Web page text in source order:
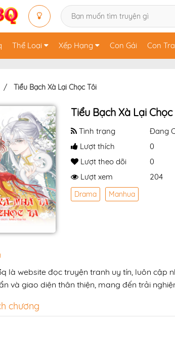
Thể Loại Xếp Hạng Con Gái Con
Tiểu Bạch Xà Lại Chọc Tôi
Tiểu Bạch Xà Lại
Tình trạng
Đang
Lượt thích
0
Lượt theo dõi
0
Lượt xem
204
Drama Manhua
là website đọc truyện tranh uy tín, luôn cập
và giao diện thân thiện, mang đến trải
chương